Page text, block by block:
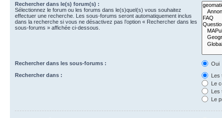
Rechercher dans le(s) forum(s) :
Sélectionnez le forum ou les forums dans le(s)quel(s) vous souhaitez
effectuer une recherche. Les sous-forums seront automatiquement inclus
dans la recherche si vous ne désactivez pas l’option « Rechercher dans les
sous-forums » affichée ci-dessous.
Rechercher dans les sous-forums :
Oui
Rechercher dans :
Les
Le
Les
Le